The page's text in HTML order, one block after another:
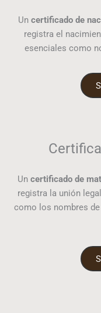
Un certificado de
registra el
esenciales como
Un certificado de
registra la unión
como los nombres